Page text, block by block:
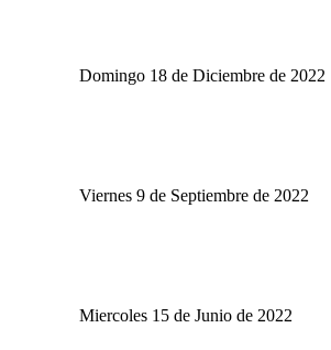
Domingo 18 de Diciembre de 2022
Viernes 9 de Septiembre de 2022
Miercoles 15 de Junio de 2022